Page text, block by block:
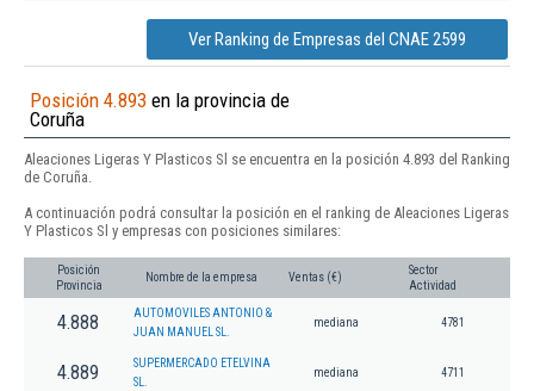
Ver Ranking de Empresas del CNAE 2599
Posición 4.893 en la provincia de
Coruña
Aleaciones Ligeras Y Plasticos Sl se encuentra en la posición 4.893 del Ranking
de Coruña.
A continuación podrá consultar la posición en el ranking de Aleaciones Ligeras
Y Plasticos Sl y empresas con posiciones similares:
Posición
Provincia
Nombre de la empresa Ventas (€)
Sector
Actividad
4.888
AUTOMOVILES ANTONIO &
JUAN MANUEL SL.
mediana 4781
4.889
SUPERMERCADO ETELVINA
SL.
mediana 4711